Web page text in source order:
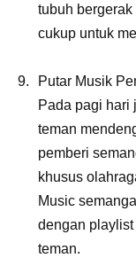
tubuh
cukup untuk
Putar Musik
Pada pagi hari
teman
pemberi
khusus
Music
dengan
teman.